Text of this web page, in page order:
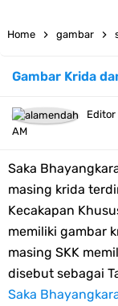
Edaran
Tema dan Logo
Edaran
Gambar
Home gambar
Gambar Krida
Editor
AM
Saka
masing krida
Kecakapan
memiliki gambar
masing SKK
disebut sebagai
Saka